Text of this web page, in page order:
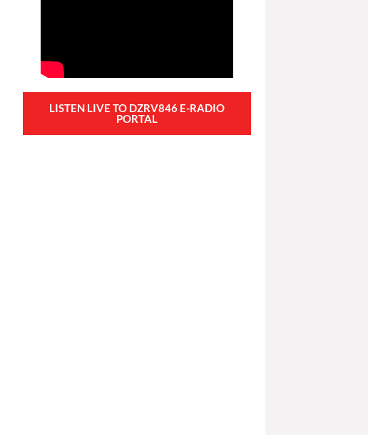
LISTEN LIVE TO DZRV846 E-RADIO
PORTAL